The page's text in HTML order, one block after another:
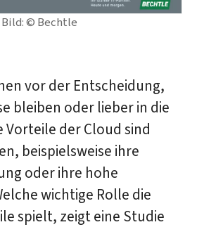
Bild: © Bechtle
vor der Entscheidung,
bleiben oder lieber in die
Vorteile der Cloud sind
beispielsweise ihre
oder ihre hohe
wichtige Rolle die
spielt, zeigt eine Studie